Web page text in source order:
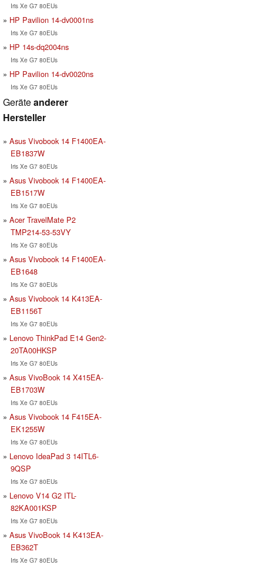
Iris Xe G7 80EUs
HP Pavilion 14-dv0001ns
Iris Xe G7 80EUs
HP 14s-dq2004ns
Iris Xe G7 80EUs
HP Pavilion 14-dv0020ns
Iris Xe G7 80EUs
Geräteanderer
Hersteller
Asus Vivobook 14 F1400EA-
EB1837W
Iris Xe G7 80EUs
Asus Vivobook 14 F1400EA-
EB1517W
Iris Xe G7 80EUs
Acer TravelMate P2
TMP214-53-53VY
Iris Xe G7 80EUs
Asus Vivobook 14 F1400EA-
EB1648
Iris Xe G7 80EUs
Asus Vivobook 14 K413EA-
EB1156T
Iris Xe G7 80EUs
Lenovo ThinkPad E14 Gen2-
20TA00HKSP
Iris Xe G7 80EUs
Asus VivoBook 14 X415EA-
EB1703W
Iris Xe G7 80EUs
Asus Vivobook 14 F415EA-
EK1255W
Iris Xe G7 80EUs
Lenovo IdeaPad 3 14ITL6-
9QSP
Iris Xe G7 80EUs
Lenovo V14 G2 ITL-
82KA001KSP
Iris Xe G7 80EUs
Asus VivoBook 14 K413EA-
EB362T
Iris Xe G7 80EUs